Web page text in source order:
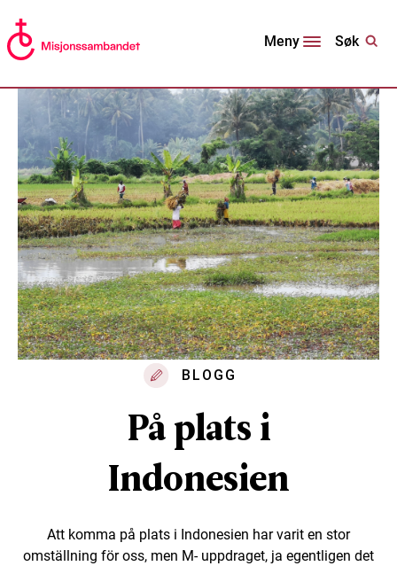
Meny Søk
BLOGG
På plats i
Indonesien
Att komma på plats i Indonesien har varit en stor
omställning för oss, men M- uppdraget, ja egentligen det